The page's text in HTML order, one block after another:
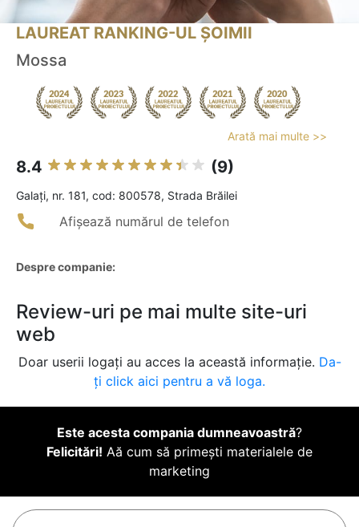
LAUREAT RANKING-UL ȘOIMII
Mossa
Arată mai multe >>
8.4 (9)
Galaţi, nr. 181, cod: 800578, Strada Brăilei
Afișează numărul de telefon
Despre companie:
Review-uri pe mai multe site-uri
web
Doar userii logați au acces la această informație. Da-
ți click aici pentru a vă loga.
Este acesta compania dumneavoastră?
Felicitări! Aă cum să primești materialele de
marketing